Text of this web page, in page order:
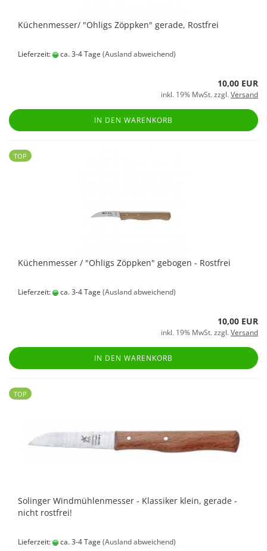
Küchenmesser/ "Ohligs Zöppken" gerade, Rostfrei
Lieferzeit: ca. 3-4 Tage (Ausland abweichend)
10,00 EUR
inkl. 19% MwSt. zzgl.Versand
IN DEN WARENKORB
TOP
Küchenmesser / "Ohligs Zöppken" gebogen - Rostfrei
Lieferzeit: ca. 3-4 Tage (Ausland abweichend)
10,00 EUR
inkl. 19% MwSt. zzgl.Versand
IN DEN WARENKORB
TOP
Solinger Windmühlenmesser - Klassiker klein, gerade -
nicht rostfrei!
Lieferzeit: ca. 3-4 Tage (Ausland abweichend)